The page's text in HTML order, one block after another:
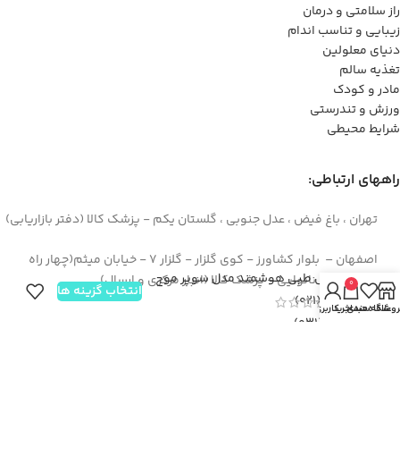
راز سلامتی و درمان
زیبایی و تناسب اندام
دنیای معلولین
تغذیه سالم
مادر و کودک
ورزش و تندرستی
شرایط محیطی
راههای ارتباطی:
تهران ، باغ فیض ، عدل جنوبی ، گلستان یکم - پزشک کالا (دفتر بازاریابی)
اصفهان – بلوار کشاورز - کوی گلزار - گلزار 7 - خیابان میثم(چهار راه
سوم) - روبروی نانوایی - پزشک کالا (انبار مرکزی و ارسال)
44422994(021)
بالش طبی هوشمند مدل سوپر موج
انتخاب گزینه ها
علاقه مندی
0
سبد خرید
حساب کاربری من